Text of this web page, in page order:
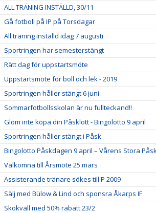
ALL TRÄNING INSTÄLLD, 30/11
Gå fotboll på IP på Torsdagar
All träning inställd idag 7 augusti
Sportringen har semesterstängt
Rätt dag för uppstartsmöte
Uppstartsmöte för boll och lek - 2019
Sportringen håller stängt 6 juni
Sommarfotbollsskolan är nu fullteckand!!
Glöm inte köpa din Påsklott - Bingolotto 9 april
Sportringen håller stängt i Påsk
Bingolotto Påskdagen 9 april – Vårens Stora
Välkomna till Årsmöte 25 mars
Assisterande tränare sökes till P 2009
Sälj med Bülow & Lind och sponsra Åkarps IF
Skokväll med 50% rabatt 23/2